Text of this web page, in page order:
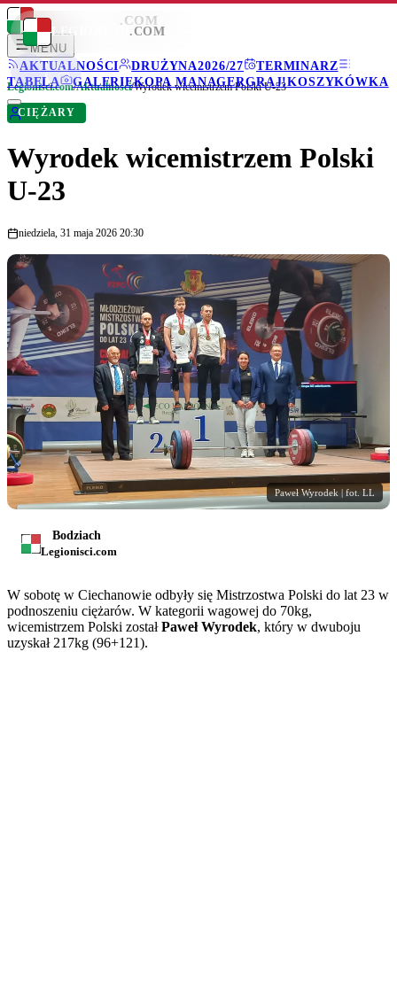
LEGIONISCI .COM
MENU
AKTUALNOŚCI
DRUŻYNA2026/27
TERMINARZ
TABELA
GALERIEKOPA MANAGERGRAJ!KOSZYKÓWKA
LEGIONISCI .COM
Legionisci.com/Aktualności/Wyrodek wicemistrzem Polski U-23
CIĘŻARY
Wyrodek wicemistrzem Polski
U-23
niedziela, 31 maja 2026 20:30
Paweł Wyrodek | fot. LL
Bodziach
Legionisci.com
W sobotę w Ciechanowie odbyły się Mistrzostwa Polski do lat 23 w
podnoszeniu ciężarów. W kategorii wagowej do 70kg,
wicemistrzem Polski zostałPaweł Wyrodek, który w dwuboju
uzyskał 217kg (96+121).